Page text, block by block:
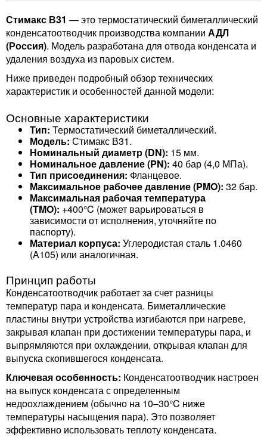
Стимакс В31 — это термостатический биметаллический
конденсатоотводчик производства компании АДЛ
(Россия). Модель разработана для отвода конденсата и
удаления воздуха из паровых систем.
Ниже приведен подробный обзор технических
характеристик и особенностей данной модели:
Основные характеристики
Тип: Термостатический биметаллический.
Модель: Стимакс В31.
Номинальный диаметр (DN): 15 мм.
Номинальное давление (PN): 40 бар (4,0 МПа).
Тип присоединения: Фланцевое.
Максимальное рабочее давление (PMO): 32 бар.
Максимальная рабочая температура
(TMO): +400°C (может варьироваться в
зависимости от исполнения, уточняйте по
паспорту).
Материал корпуса: Углеродистая сталь 1.0460
(A105) или аналогичная.
Принцип работы
Конденсатоотводчик работает за счет разницы
температур пара и конденсата. Биметаллические
пластины внутри устройства изгибаются при нагреве,
закрывая клапан при достижении температуры пара, и
выпрямляются при охлаждении, открывая клапан для
выпуска скопившегося конденсата.
Ключевая особенность: Конденсатоотводчик настроен
на выпуск конденсата с определенным
недоохлаждением (обычно на 10–30°C ниже
температуры насыщения пара). Это позволяет
эффективно использовать теплоту конденсата.